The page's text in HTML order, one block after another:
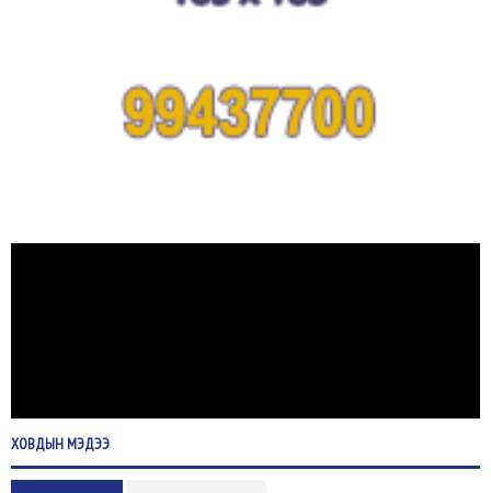
ХОВДЫНМЭДЭЭ